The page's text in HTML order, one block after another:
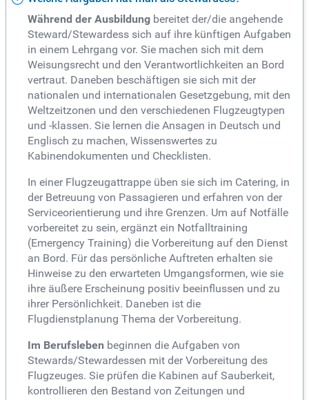
Während der Ausbildung bereitet der/die angehende
Steward/Stewardess sich auf ihre künftigen Aufgaben
in einem Lehrgang vor. Sie machen sich mit dem
Weisungsrecht und den Verantwortlichkeiten an Bord
vertraut. Daneben beschäftigen sie sich mit der
nationalen und internationalen Gesetzgebung, mit den
Weltzeitzonen und den verschiedenen Flugzeugtypen
und -klassen. Sie lernen die Ansagen in Deutsch und
Englisch zu machen, Wissenswertes zu
Kabinendokumenten und Checklisten.
In einer Flugzeugattrappe üben sie sich im Catering, in
der Betreuung von Passagieren und erfahren von der
Serviceorientierung und ihre Grenzen. Um auf Notfälle
vorbereitet zu sein, ergänzt ein Notfalltraining
(Emergency Training) die Vorbereitung auf den Dienst
an Bord. Für das persönliche Auftreten erhalten sie
Hinweise zu den erwarteten Umgangsformen, wie sie
ihre äußere Erscheinung positiv beeinflussen und zu
ihrer Persönlichkeit. Daneben ist die
Flugdienstplanung Thema der Vorbereitung.
Im Berufsleben beginnen die Aufgaben von
Stewards/Stewardessen mit der Vorbereitung des
Flugzeuges. Sie prüfen die Kabinen auf Sauberkeit,
kontrollieren den Bestand von Zeitungen und